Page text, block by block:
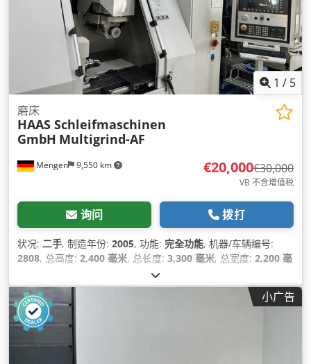
1 / 5
Mengen 9,550 km
磨床
HAAS Schleifmaschinen
GmbH Multigrind-AF
€20,000€30,000
VB 不含增值税
询问 拨打
状况: 二手, 制造年份: 2005, 功能: 完全功能, 机器/车辆编号:
2808, 总高度: 2,400 毫米, 总长度: 3,300 毫米, 总宽度: 2,200 毫
, Y轴进给长度:
程:350 毫米, 总重量:7,000 千克, X轴行程:450 毫米, Y轴行程:
250 毫米, Z轴移动距离: 小广告